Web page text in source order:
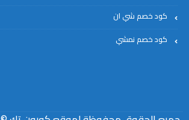
كود خصم شي ان
كود خصم نمشي